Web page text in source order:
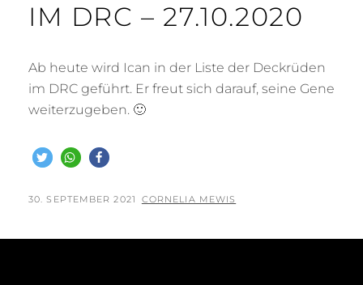
IM DRC – 27.10.2020
Ab heute wird Ican in der Liste der Deckrüden
im DRC geführt. Er freut sich darauf, seine Gene
weiterzugeben. 🙂
POSTED
30. SEPTEMBER 2021 BY
CORNELIA MEWIS